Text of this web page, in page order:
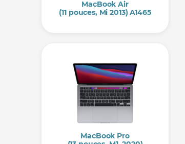
MacBook Air
(11 pouces, Mi 2013) A1465
MacBook Pro